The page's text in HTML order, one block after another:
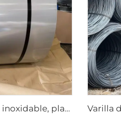
Bobina de chapa de acero inoxidable, placa de acero inoxidable